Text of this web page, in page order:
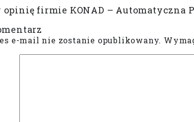
opinię firmie KONAD – Automatyczna
e-mail nie zostanie opublikowany.